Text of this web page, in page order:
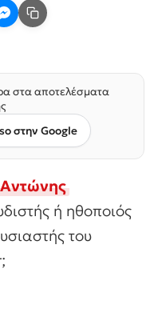
στα αποτελέσματα
στην Google
Αντώνης
ή ηθοποιός
του